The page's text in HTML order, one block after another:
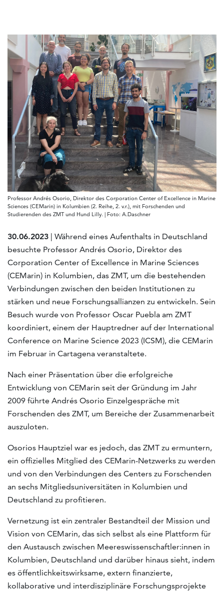
Professor Andrés Osorio, Direktor des Corporation Center of Excellence in Marine
Sciences (CEMarin) in Kolumbien (2. Reihe, 2. v.r.), mit Forschenden und
Studierenden des ZMT und Hund Lilly. | Foto: A.Daschner
30.06.2023 | Während eines Aufenthalts in Deutschland
besuchte Professor Andrés Osorio, Direktor des
Corporation Center of Excellence in Marine Sciences
(CEMarin) in Kolumbien, das ZMT, um die bestehenden
Verbindungen zwischen den beiden Institutionen zu
stärken und neue Forschungsallianzen zu entwickeln. Sein
Besuch wurde von Professor Oscar Puebla am ZMT
koordiniert, einem der Hauptredner auf der International
Conference on Marine Science 2023 (ICSM), die CEMarin
im Februar in Cartagena veranstaltete.
Nach einer Präsentation über die erfolgreiche
Entwicklung von CEMarin seit der Gründung im Jahr
2009 führte Andrés Osorio Einzelgespräche mit
Forschenden des ZMT, um Bereiche der Zusammenarbeit
auszuloten.
Osorios Hauptziel war es jedoch, das ZMT zu ermuntern,
ein offizielles Mitglied des CEMarin-Netzwerks zu werden
und von den Verbindungen des Centers zu Forschenden
an sechs Mitgliedsuniversitäten in Kolumbien und
Deutschland zu profitieren.
Vernetzung ist ein zentraler Bestandteil der Mission und
Vision von CEMarin, das sich selbst als eine Plattform für
den Austausch zwischen Meereswissenschaftler:innen in
Kolumbien, Deutschland und darüber hinaus sieht, indem
es öffentlichkeitswirksame, extern finanzierte,
kollaborative und interdisziplinäre Forschungsprojekte